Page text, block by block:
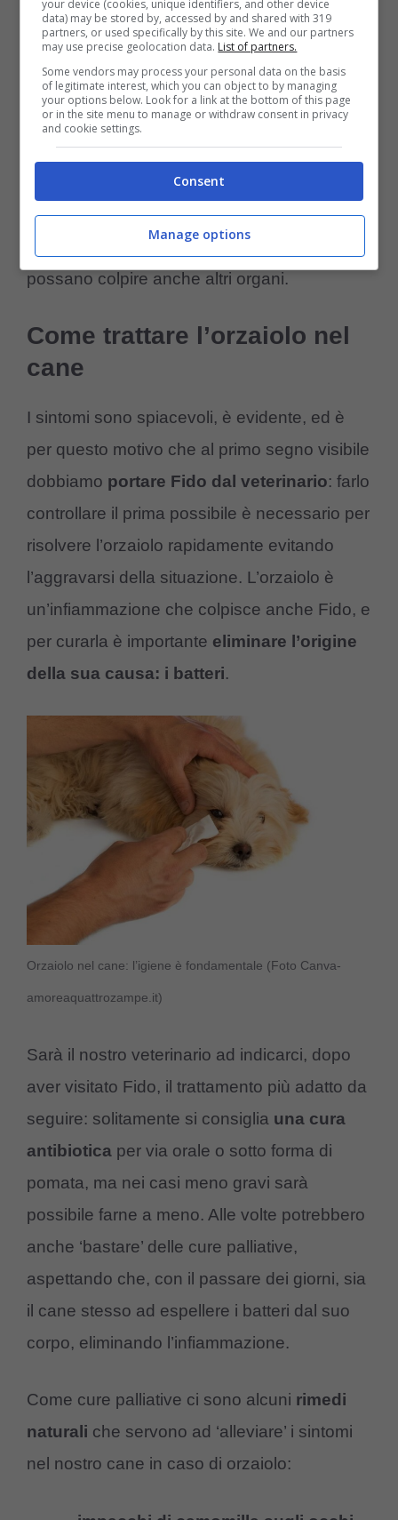
Quest’ultimo aspetto è forse il più complicato
da gestire, in quanto il cane continuando a
grattarsi potrebbe procurarsi dei graffi
estendendo l’infezione anche in altre
. Nei casi più gravi può verificarsi la
comparsa diulcere negli occhi, con il
rischio che i batteri, causa dell’orzaiolo,
possano colpire anche altri organi.
Come trattare l’orzaiolo nel
cane
I sintomi sono spiacevoli, è evidente, ed è
per questo motivo che al primo segno visibile
dobbiamo portare Fido dal veterinario: farlo
controllare il prima possibile è necessario per
risolvere l’orzaiolo rapidamente evitando
l’aggravarsi della situazione. L’orzaiolo è
un’infiammazione che colpisce anche Fido, e
per curarla è importante eliminare l’origine
della sua causa: i batteri.
Orzaiolo nel cane: l’igiene è fondamentale (Foto Canva-
amoreaquattrozampe.it)
Sarà il nostro veterinario ad indicarci, dopo
aver visitato Fido, il trattamento più adatto da
seguire: solitamente si consiglia una cura
antibiotica per via orale o sotto forma di
pomata, ma nei casi meno gravi sarà
possibile farne a meno. Alle volte potrebbero
anche ‘bastare’ delle cure palliative,
aspettando che, con il passare dei giorni, sia
il cane stesso ad espellere i batteri dal suo
corpo, eliminando l’infiammazione.
Come cure palliative ci sono alcuni rimedi
naturali che servono ad ‘alleviare’ i sintomi
nel nostro cane in caso di orzaiolo:
your device (cookies, unique identifiers, and other device
data) may be stored by, accessed by and shared with 319
partners, or used specifically by this site. We and our partners
may use precise geolocation data. List of partners.
Some vendors may process your personal data on the basis
of legitimate interest, which you can object to by managing
your options below. Look for a link at the bottom of this page
or in the site menu to manage or withdraw consent in privacy
and cookie settings.
Consent
Manage options